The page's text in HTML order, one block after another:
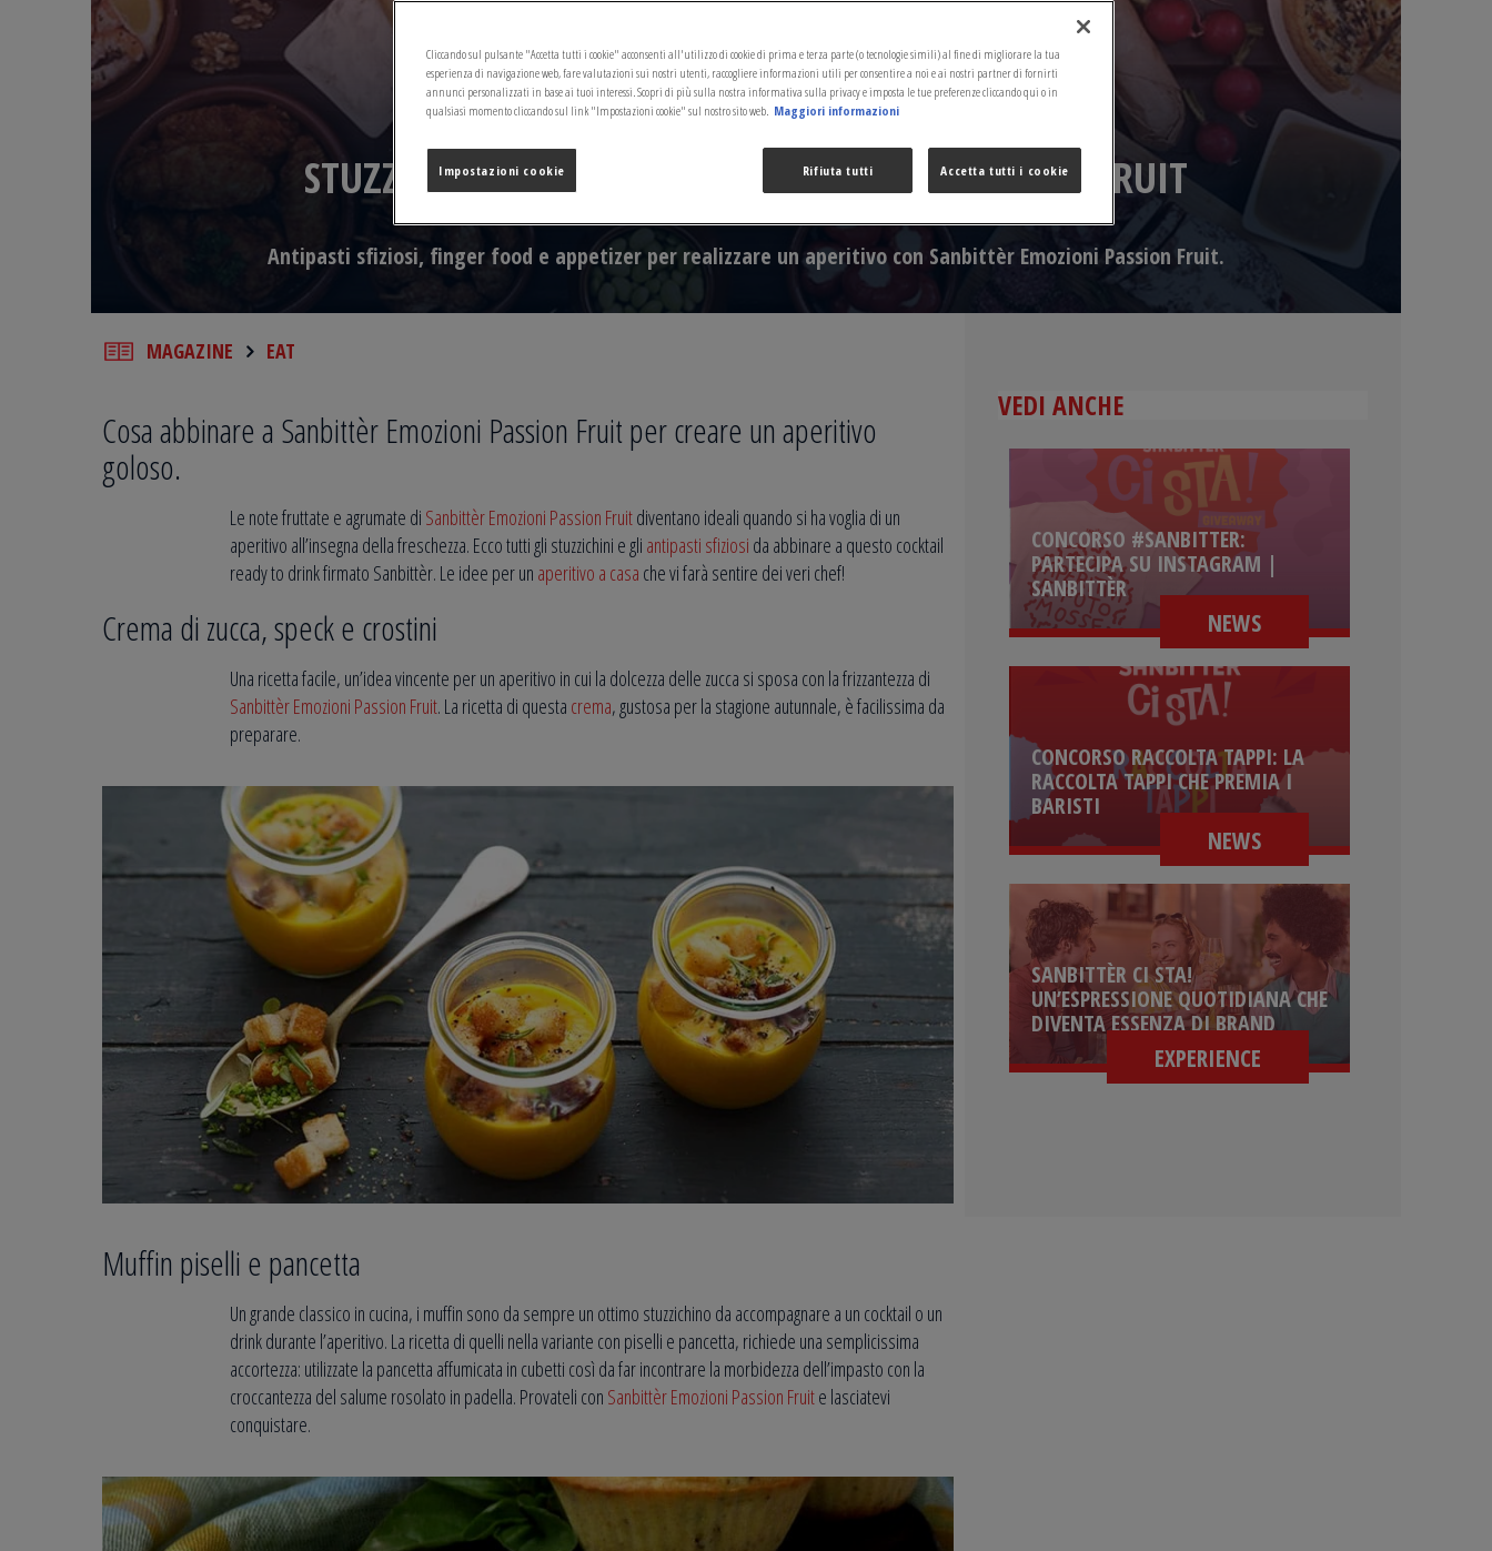
STUZZICHINI PER SANBITTER EMOZIONI PASSION FRUIT
Antipasti sfiziosi, finger food e appetizer per realizzare un aperitivo con Sanbittèr Emozioni Passion Fruit.
MAGAZINE EAT
Cosa abbinare a Sanbittèr Emozioni Passion Fruit per creare un aperitivo
goloso.
Le note fruttate e agrumate di Sanbittèr Emozioni Passion Fruitdiventano ideali quando si ha voglia di un
aperitivo all’insegna della freschezza. Ecco tutti gli stuzzichini e gli antipasti sfiziosi da abbinare a questo cocktail
ready to drink firmato Sanbittèr. Le idee per un aperitivo a casa che vi farà sentire dei veri chef!
Crema di zucca, speck e crostini
Una ricetta facile, un’idea vincente per un aperitivo in cui la dolcezza delle zucca si sposa con la frizzantezza di
Sanbittèr Emozioni Passion Fruit. La ricetta di questa crema, gustosa per la stagione autunnale, è facilissima da
preparare.
Muffin piselli e pancetta
Un grande classico in cucina, i muffin sono da sempre un ottimo stuzzichino da accompagnare a un cocktail o un
drink durante l’aperitivo. La ricetta di quelli nella variante con piselli e pancetta, richiede una semplicissima
accortezza: utilizzate la pancetta affumicata in cubetti così da far incontrare la morbidezza dell’impasto con la
croccantezza del salume rosolato in padella. Provateli con Sanbittèr Emozioni Passion Fruite lasciatevi
conquistare.
VEDI ANCHE
CONCORSO #SANBITTER:
PARTECIPA SU INSTAGRAM |
SANBITTÈR
NEWS
CONCORSO RACCOLTA TAPPI: LA
RACCOLTA TAPPI CHE PREMIA I
BARISTI
NEWS
SANBITTÈR CI STA!
UN’ESPRESSIONE QUOTIDIANA CHE
DIVENTA ESSENZA DI BRAND
EXPERIENCE
Cliccando sul pulsante "Accetta tutti i cookie" acconsenti all'utilizzo di cookie di prima e terza parte (o tecnologie simili) al fine di migliorare la tua
esperienza di navigazione web, fare valutazioni sui nostri utenti, raccogliere informazioni utili per consentire a noi e ai nostri partner di fornirti
annunci personalizzati in base ai tuoi interessi. Scopri di più sulla nostra informativa sulla privacy e imposta le tue preferenze cliccando qui o in
qualsiasi momento cliccando sul link "Impostazioni cookie" sul nostro sito web. Maggiori informazioni
Impostazioni cookie Rifiuta tutti Accetta tutti i cookie